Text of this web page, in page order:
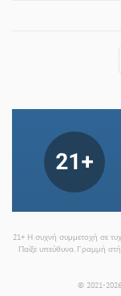
21+ Η συχνή συμμετοχή σε
Παίξε υπεύθυνα. Γραμμή
© 2021-